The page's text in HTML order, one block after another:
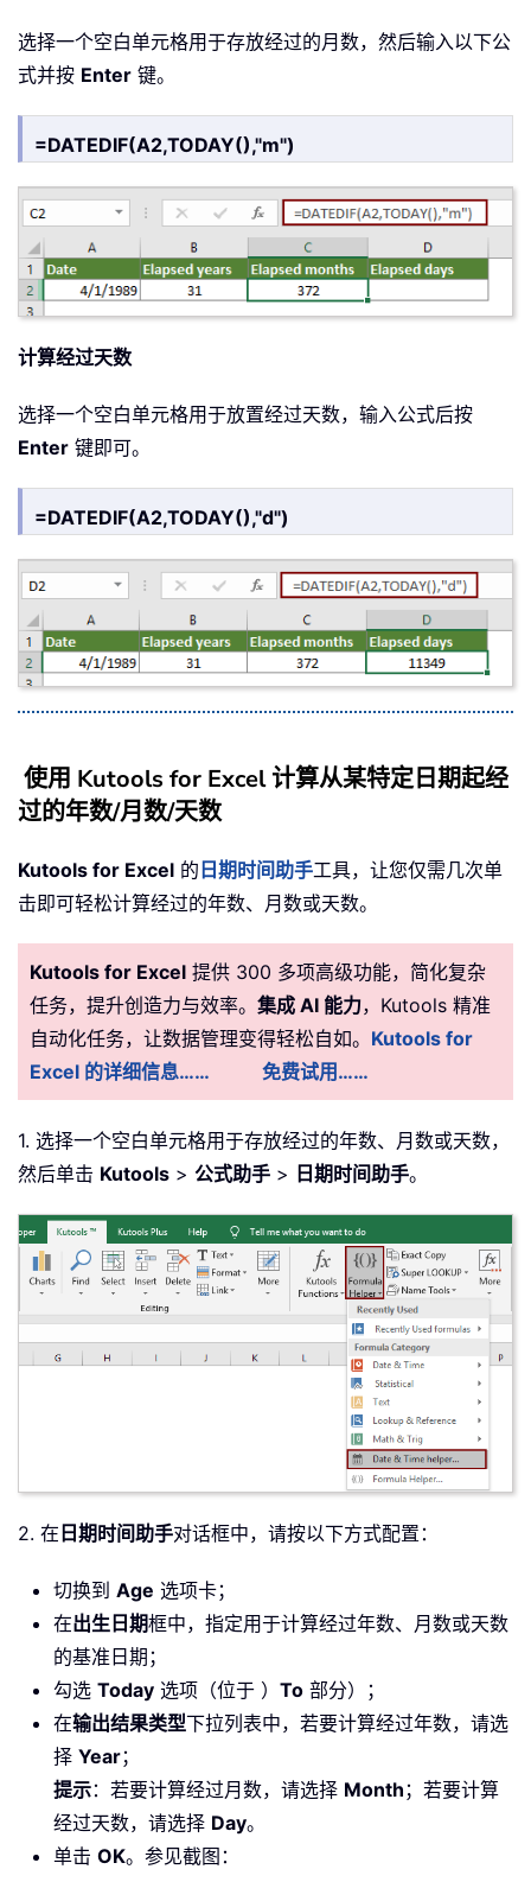
选择一个空白单元格用于存放经过的月数，然后输入以下公
式并按 Enter 键。
=DATEDIF(A2,TODAY(),"m")
计算经过天数
选择一个空白单元格用于放置经过天数，输入公式后按
Enter 键即可。
=DATEDIF(A2,TODAY(),"d")
使用 Kutools for Excel 计算从某特定日期起经
过的年数/月数/天数
Kutools for Excel 的 日期时间助手工具，让您仅需几次单
击即可轻松计算经过的年数、月数或天数。
Kutools for Excel 提供 300 多项高级功能，简化复杂
任务，提升创造力与效率。 集成 AI 能力，Kutools 精准
自动化任务，让数据管理变得轻松自如。 Kutools for
Excel 的详细信息……
免费试用……
1. 选择一个空白单元格用于存放经过的年数、月数或天数，
然后单击 Kutools > 公式助手 > 日期时间助手。
2. 在 日期时间助手对话框中，请按以下方式配置：
切换到 Age 选项卡；
在出生日期框中，指定用于计算经过年数、月数或天数
的基准日期；
勾选 Today 选项（位于 ） To 部分）；
在输出结果类型下拉列表中，若要计算经过年数，请选
择 Year；
提示：若要计算经过月数，请选择 Month ；若要计算
经过天数，请选择 Day。
单击 OK。参见截图：